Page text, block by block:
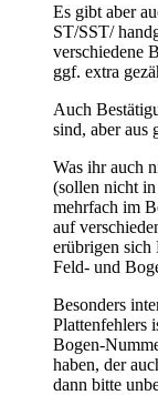
Es gibt aber
ST/SST/
verschiedene
ggf. extra
Auch
sind, aber aus
Was ihr auch
(sollen nicht
mehrfach im
auf
erübrigen sich
Feld- und
Besonders
Plattenfehlers
Bogen-
haben, der
dann bitte